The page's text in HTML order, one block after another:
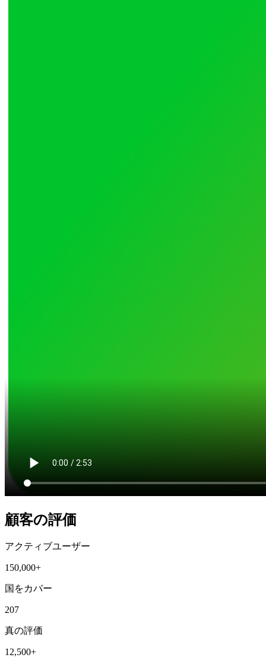
顧客の評価
アクティブユーザー
150,000+
国をカバー
207
真の評価
12,500+